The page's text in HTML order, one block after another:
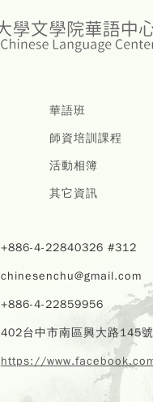
華語班
師資培訓課程
活動相簿
其它資訊
+886-4-22840326 #312
chinesenchu@gmail.com
+886-4-22859956
402台中市南區興大路145號
https://